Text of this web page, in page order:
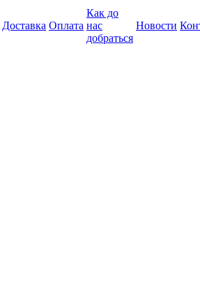
Доставка Оплата
Как до
нас
добраться
Новости